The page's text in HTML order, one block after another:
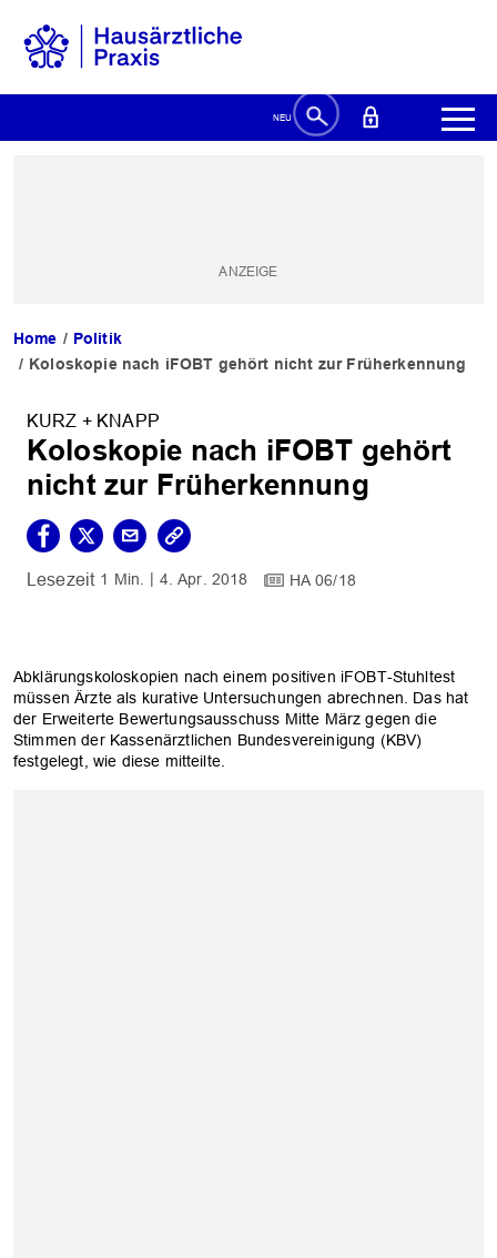
Home
Politik
Koloskopie nach iFOBT gehört nicht zur Früherkennung
KURZ + KNAPP
Koloskopie nach iFOBT gehört
nicht zur Früherkennung
1 Min. 4. Apr. 2018 HA 06/18
Abklärungskoloskopien nach einem positiven iFOBT-Stuhltest
müssen Ärzte als kurative Untersuchungen abrechnen. Das hat
der Erweiterte Bewertungsausschuss Mitte März gegen die
Stimmen der Kassenärztlichen Bundesvereinigung (KBV)
festgelegt, wie diese mitteilte.